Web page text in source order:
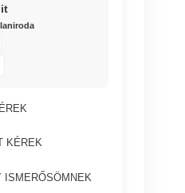
KÉREK
ISMERŐSÖMNEK